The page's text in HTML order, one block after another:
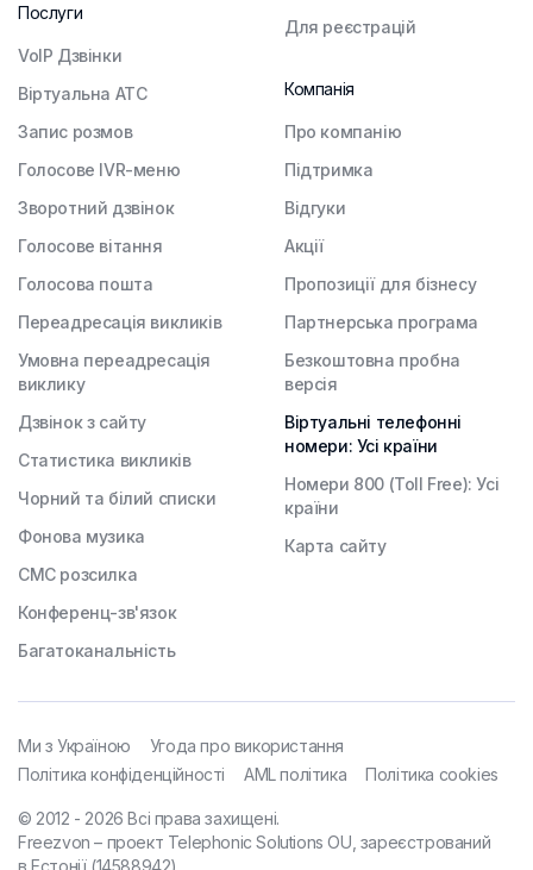
Послуги
VoIP Дзвінки
Віртуальна АТС
Запис розмов
Голосове IVR-меню
Зворотний дзвінок
Голосове вітання
Голосова пошта
Переадресація викликів
Умовна переадресація
виклику
Дзвінок з сайту
Статистика викликів
Чорний та білий списки
Фонова музика
СМС розсилка
Конференц-зв'язок
Багатоканальність
Для реєстрацій
Компанія
Про компанію
Підтримка
Відгуки
Акції
Пропозиції для бізнесу
Партнерська програма
Безкоштовна пробна
версія
Віртуальні телефонні
номери: Усі країни
Номери 800 (Toll Free): Усі
країни
Карта сайту
Ми з Україною
Угода про використання
Політика конфіденційності
AML політика Політика cookies
© 2012 - 2026 Всі права захищені.
Freezvon – проект Telephonic Solutions OU, зареєстрований
в Естонії (14588942).